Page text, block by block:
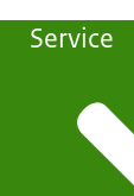
Service